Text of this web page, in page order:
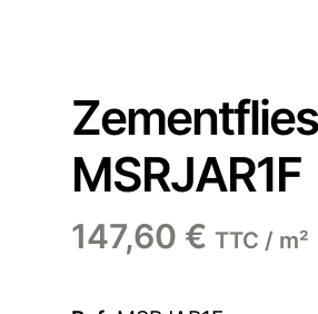
MSRJAR1F
147,60 € TTC / m²